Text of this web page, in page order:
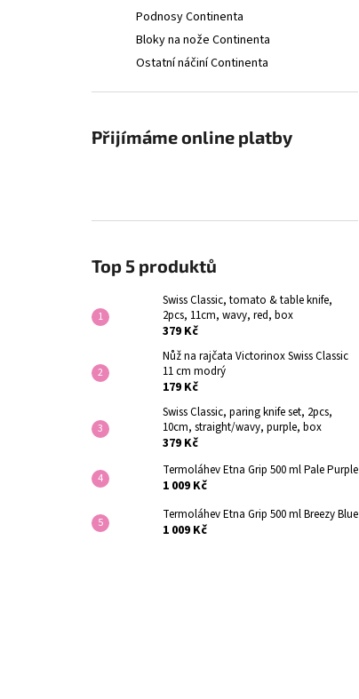
Podnosy Continenta
Bloky na nože Continenta
Ostatní náčiní Continenta
Přijímáme online platby
Top 5 produktů
Swiss Classic, tomato & table knife,
2pcs, 11cm, wavy, red, box
379 Kč
Nůž na rajčata Victorinox Swiss Classic
11 cm modrý
179 Kč
Swiss Classic, paring knife set, 2pcs,
10cm, straight/wavy, purple, box
379 Kč
Termoláhev Etna Grip 500 ml Pale Purple
1 009 Kč
Termoláhev Etna Grip 500 ml Breezy Blue
1 009 Kč